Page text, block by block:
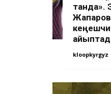
танда».
kloopkyrgyz